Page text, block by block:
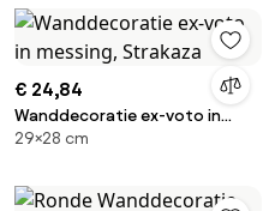
€ 24,84
Wanddecoratie ex-voto in
messing, Strakaza
29×28 cm